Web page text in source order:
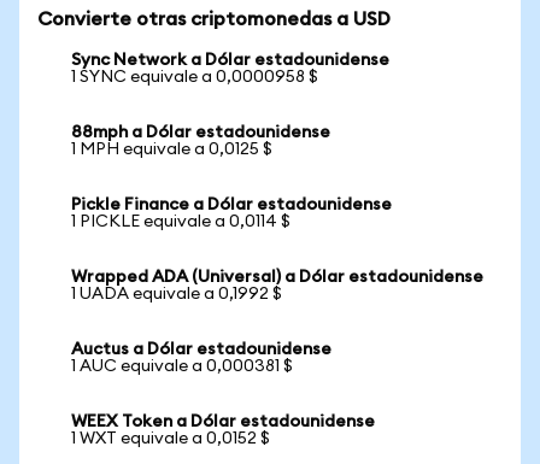
Convierte otras criptomonedas a USD
Sync Network a Dólar estadounidense
1 SYNC equivale a 0,0000958 $
88mph a Dólar estadounidense
1 MPH equivale a 0,0125 $
Pickle Finance a Dólar estadounidense
1 PICKLE equivale a 0,0114 $
Wrapped ADA (Universal) a Dólar estadounidense
1 UADA equivale a 0,1992 $
Auctus a Dólar estadounidense
1 AUC equivale a 0,000381 $
WEEX Token a Dólar estadounidense
1 WXT equivale a 0,0152 $